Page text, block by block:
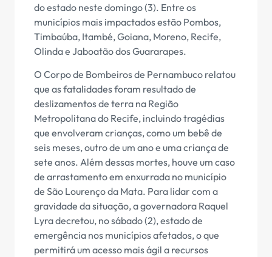
do estado neste domingo (3). Entre os
municípios mais impactados estão Pombos,
Timbaúba, Itambé, Goiana, Moreno, Recife,
Olinda e Jaboatão dos Guararapes.
O Corpo de Bombeiros de Pernambuco relatou
que as fatalidades foram resultado de
deslizamentos de terra na Região
Metropolitana do Recife, incluindo tragédias
que envolveram crianças, como um bebê de
seis meses, outro de um ano e uma criança de
sete anos. Além dessas mortes, houve um caso
de arrastamento em enxurrada no município
de São Lourenço da Mata. Para lidar com a
gravidade da situação, a governadora Raquel
Lyra decretou, no sábado (2), estado de
emergência nos municípios afetados, o que
permitirá um acesso mais ágil a recursos